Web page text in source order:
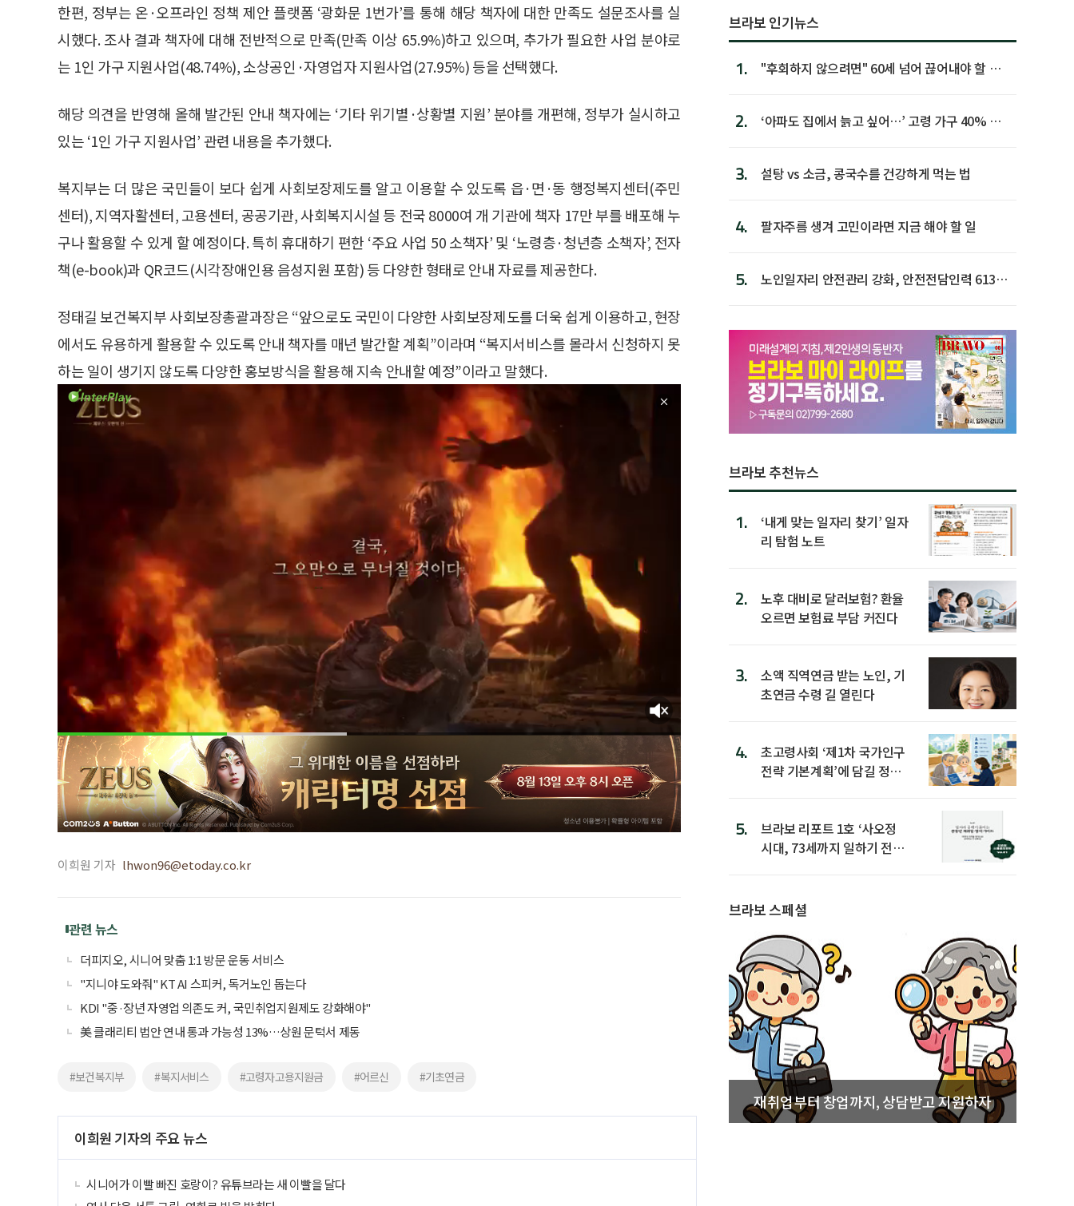
한편, 정부는 온·오프라인 정책 제안 플랫폼 ‘광화문 1번가’를 통해 해당 책자에 대한 만족도 설문조사를 실
시했다. 조사 결과 책자에 대해 전반적으로 만족(만족 이상 65.9%)하고 있으며, 추가가 필요한 사업 분야로
는 1인 가구 지원사업(48.74%), 소상공인·자영업자 지원사업(27.95%) 등을 선택했다.
해당 의견을 반영해 올해 발간된 안내 책자에는 ‘기타 위기별·상황별 지원’ 분야를 개편해, 정부가 실시하고
있는 ‘1인 가구 지원사업’ 관련 내용을 추가했다.
복지부는 더 많은 국민들이 보다 쉽게 사회보장제도를 알고 이용할 수 있도록 읍·면·동 행정복지센터(주민
센터), 지역자활센터, 고용센터, 공공기관, 사회복지시설 등 전국 8000여 개 기관에 책자 17만 부를 배포해 누
구나 활용할 수 있게 할 예정이다. 특히 휴대하기 편한 ‘주요 사업 50 소책자’ 및 ‘노령층·청년층 소책자’, 전자
책(e-book)과 QR코드(시각장애인용 음성지원 포함) 등 다양한 형태로 안내 자료를 제공한다.
정태길 보건복지부 사회보장총괄과장은 “앞으로도 국민이 다양한 사회보장제도를 더욱 쉽게 이용하고, 현장
에서도 유용하게 활용할 수 있도록 안내 책자를 매년 발간할 계획”이라며 “복지서비스를 몰라서 신청하지 못
하는 일이 생기지 않도록 다양한 홍보방식을 활용해 지속 안내할 예정”이라고 말했다.
이희원 기자 lhwon96@etoday.co.kr
관련 뉴스
더피지오, 시니어 맞춤 1:1 방문 운동 서비스
"지니야 도와줘" KT AI 스피커, 독거노인 돕는다
KDI "중·장년 자영업 의존도 커, 국민취업지원제도 강화해야"
美 클래리티 법안 연내 통과 가능성 13%…상원 문턱서 제동
#보건복지부 #복지서비스 #고령자고용지원금 #어르신 #기초연금
이희원 기자의 주요 뉴스
시니어가 이빨 빠진 호랑이? 유튜브라는 새 이빨을 달다
브라보 인기뉴스
1.
"후회하지 않으려면" 60세 넘어 끊어내야 할 사
2.
‘아파도 집에서 늙고 싶어…’ 고령 가구 40% 노
3. 설탕 vs 소금, 콩국수를 건강하게 먹는 법
4. 팔자주름 생겨 고민이라면 지금 해야 할 일
5.
노인일자리 안전관리 강화, 안전전담인력 613명
브라보 추천뉴스
1.
‘내게 맞는 일자리 찾기’ 일자
리 탐험 노트
2.
노후 대비로 달러보험? 환율
오르면 보험료 부담 커진다
3.
소액 직역연금 받는 노인, 기
초연금 수령 길 열린다
4.
초고령사회 ‘제1차 국가인구
전략 기본계획’에 담길 정책
5.
브라보 리포트 1호 ‘사오정
시대, 73세까지 일하기 전략’
브라보 스페셜
재취업부터 창업까지, 상담받고 지원하자